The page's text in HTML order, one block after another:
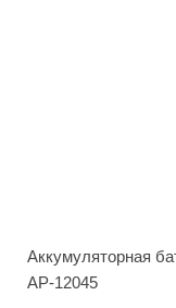
Аккумуляторная
AP-12045